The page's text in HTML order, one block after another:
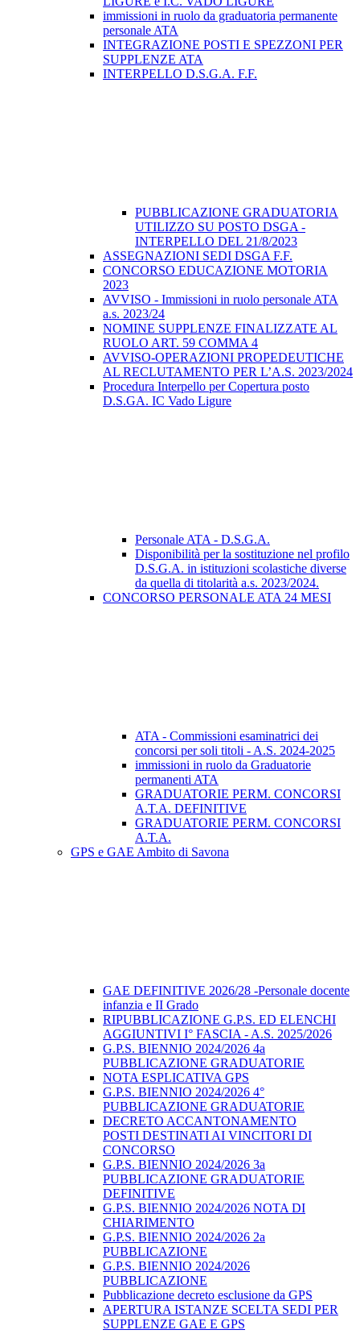
immissioni in ruolo da graduatoria permanente
personale ATA
INTEGRAZIONE POSTI E SPEZZONI PER
SUPPLENZE ATA
INTERPELLO D.S.G.A. F.F.
PUBBLICAZIONE GRADUATORIA
UTILIZZO SU POSTO DSGA -
INTERPELLO DEL 21/8/2023
ASSEGNAZIONI SEDI DSGA F.F.
CONCORSO EDUCAZIONE MOTORIA
2023
AVVISO - Immissioni in ruolo personale ATA
a.s. 2023/24
NOMINE SUPPLENZE FINALIZZATE AL
RUOLO ART. 59 COMMA 4
AVVISO-OPERAZIONI PROPEDEUTICHE
AL RECLUTAMENTO PER L’A.S. 2023/2024
Procedura Interpello per Copertura posto
D.S.GA. IC Vado Ligure
Personale ATA - D.S.G.A.
Disponibilità per la sostituzione nel profilo
D.S.G.A. in istituzioni scolastiche diverse
da quella di titolarità a.s. 2023/2024.
CONCORSO PERSONALE ATA 24 MESI
ATA - Commissioni esaminatrici dei
concorsi per soli titoli - A.S. 2024-2025
immissioni in ruolo da Graduatorie
permanenti ATA
GRADUATORIE PERM. CONCORSI
A.T.A. DEFINITIVE
GRADUATORIE PERM. CONCORSI
A.T.A.
GPS e GAE Ambito di Savona
GAE DEFINITIVE 2026/28 -Personale docente
infanzia e II Grado
RIPUBBLICAZIONE G.P.S. ED ELENCHI
AGGIUNTIVI I° FASCIA - A.S. 2025/2026
G.P.S. BIENNIO 2024/2026 4a
PUBBLICAZIONE GRADUATORIE
NOTA ESPLICATIVA GPS
G.P.S. BIENNIO 2024/2026 4°
PUBBLICAZIONE GRADUATORIE
DECRETO ACCANTONAMENTO
POSTI DESTINATI AI VINCITORI DI
CONCORSO
G.P.S. BIENNIO 2024/2026 3a
PUBBLICAZIONE GRADUATORIE
DEFINITIVE
G.P.S. BIENNIO 2024/2026 NOTA DI
CHIARIMENTO
G.P.S. BIENNIO 2024/2026 2a
PUBBLICAZIONE
G.P.S. BIENNIO 2024/2026
PUBBLICAZIONE
Pubblicazione decreto esclusione da GPS
APERTURA ISTANZE SCELTA SEDI PER
SUPPLENZE GAE E GPS